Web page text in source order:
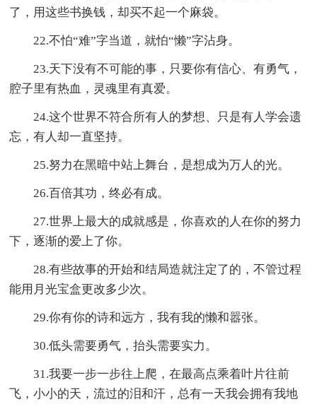
了，用这些书换钱，却买不起一个麻袋。
22.不怕“难”字当道，就怕“懒”字沾身。
23.天下没有不可能的事，只要你有信心、有勇气，
腔子里有热血，灵魂里有真爱。
24.这个世界不符合所有人的梦想、只是有人学会遗
忘，有人却一直坚持。
25.努力在黑暗中站上舞台，是想成为万人的光。
26.百倍其功，终必有成。
27.世界上最大的成就感是，你喜欢的人在你的努力
下，逐渐的爱上了你。
28.有些故事的开始和结局造就注定了的，不管过程
能用月光宝盒更改多少次。
29.你有你的诗和远方，我有我的懒和嚣张。
30.低头需要勇气，抬头需要实力。
31.我要一步一步往上爬，在最高点乘着叶片往前
飞，小小的天，流过的泪和汗，总有一天我会拥有我地